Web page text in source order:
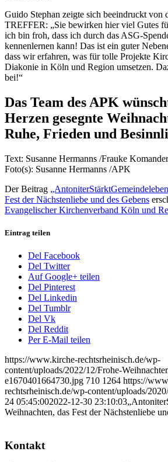
Guido Stephan zeigte sich beeindruckt von
TREFFER: „Sie bewirken hier viel Gutes
ich bin froh, dass ich durch das ASG-
kennenlernen kann! Das ist ein guter
dass wir erfahren, was für tolle Projekte
Diakonie in Köln und Region umsetzen.
bei!“
Das Team des APK
Herzen gesegnte
Ruhe, Frieden und
Text: Susanne Hermanns /Frauke Komander
Foto(s): Susanne Hermanns /APK
Der Beitrag
Fest der Nächstenliebe und des Gebens
Evangelischer Kirchenverband Köln und
Eintrag teilen
Del Facebook
Del Twitter
Auf Google+ teilen
Del Pinterest
Del Linkedin
Del Tumblr
Del Vk
Del Reddit
Per E-Mail teilen
https://www.kirche-rechtsrheinisch.de/wp-
content/uploads/2022/12/Frohe-
e1670401664730.jpg 710 1264 https://
rechtsrheinisch.de/wp-content/uploads/
24 05:45:002022-12-30 23:10:03
Weihnachten, das Fest der Nächstenliebe
Kontakt